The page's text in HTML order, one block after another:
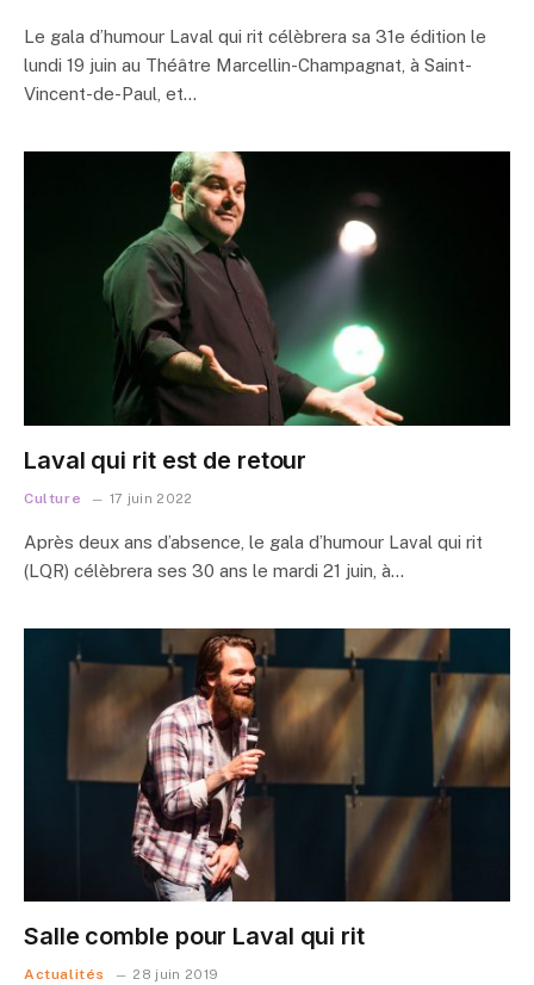
Le gala d’humour Laval qui rit célèbrera sa 31e édition le
lundi 19 juin au Théâtre Marcellin-Champagnat, à Saint-
Vincent-de-Paul, et…
Laval qui rit est de retour
Culture 17 juin 2022
Après deux ans d’absence, le gala d’humour Laval qui rit
(LQR) célèbrera ses 30 ans le mardi 21 juin, à…
Salle comble pour Laval qui rit
Actualités 28 juin 2019